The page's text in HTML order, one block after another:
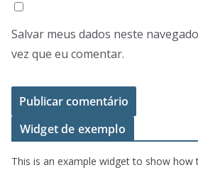
Salvar meus dados neste
vez que eu comentar.
Widget de exemplo
This is an example widget to show how